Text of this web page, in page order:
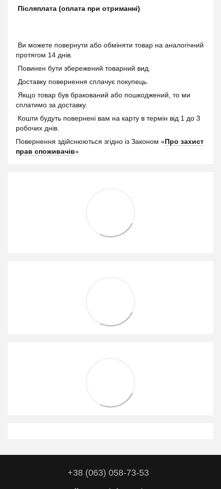
Післяплата (оплата при отриманні)
Ви можете повернути або обміняти товар на аналогічний
протягом 14 днів.
Повинен бути збережений товарний вид.
Доставку повернення сплачує покупець.
Якщо товар був бракований або пошкоджений, то ми
сплатимо за доставку.
Кошти будуть повернені вам на карту в термін від 1 до 3
робочих днів.
Повернення здійснюються згідно із Законом «Про захист
прав споживачів»
+38 (063) 058-73-53